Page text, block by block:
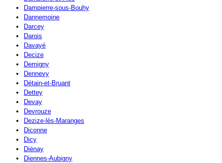
Dampierre-sous-Bouhy
Dannemoine
Darcey
Darois
Davayé
Decize
Demigny
Dennevy
Détain-et-Bruant
Dettey
Devay
Devrouze
Dezize-lès-Maranges
Diconne
Dicy
Diénay
Diennes-Aubigny